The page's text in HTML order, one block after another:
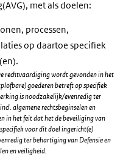
met als doelen:
processen,
op daartoe specifiek
rechtvaardiging wordt gevonden in het
goederen betreft op specifiek
is noodzakelijk/evenredig ter
algemene rechtsbeginselen en
in het feit dat het de beveiliging van
voor dit doel ingericht(e)
ter behartiging van Defensie en
en veiligheid.